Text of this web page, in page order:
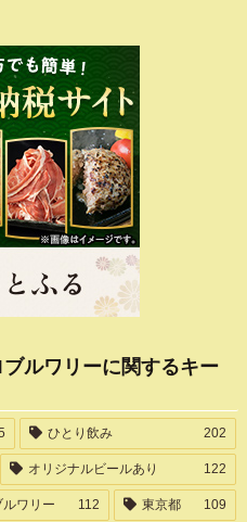
ルワリーに関するキー
ひとり飲み 202
オリジナルビールあり 122
ワリー 112 東京都 109